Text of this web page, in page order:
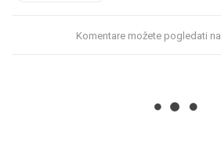
Komentare možete pogledati na